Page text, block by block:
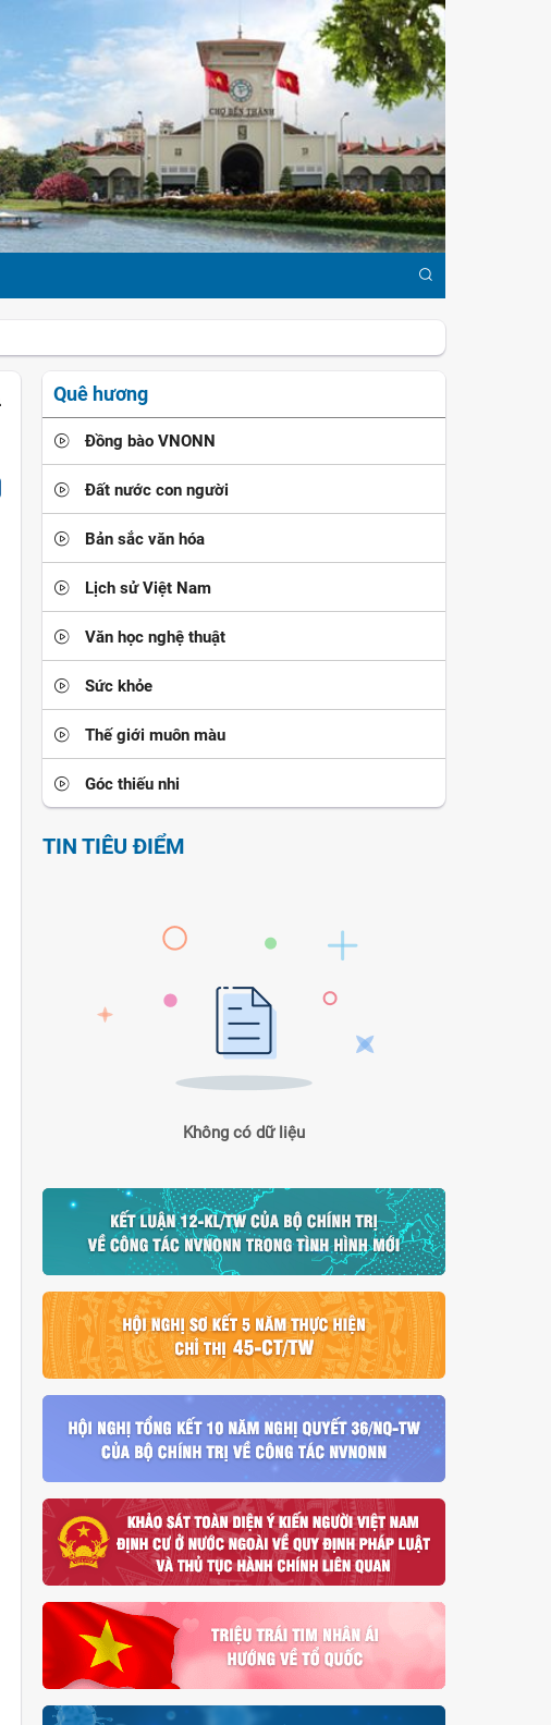
Quê hương
Đồng bào VNONN
Đất nước con người
Bản sắc văn hóa
Lịch sử Việt Nam
Văn học nghệ thuật
Sức khỏe
Thế giới muôn màu
Góc thiếu nhi
TIN TIÊU ĐIỂM
Không có dữ liệu